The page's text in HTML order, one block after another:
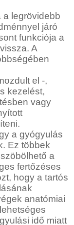
a legrövidebb
járó
funkciója a
A
el -,
kezelést,
vagy
a gyógyulás
Ez többek
a
fertőzéses
hogy a tartós
anatómiai
idő miatt